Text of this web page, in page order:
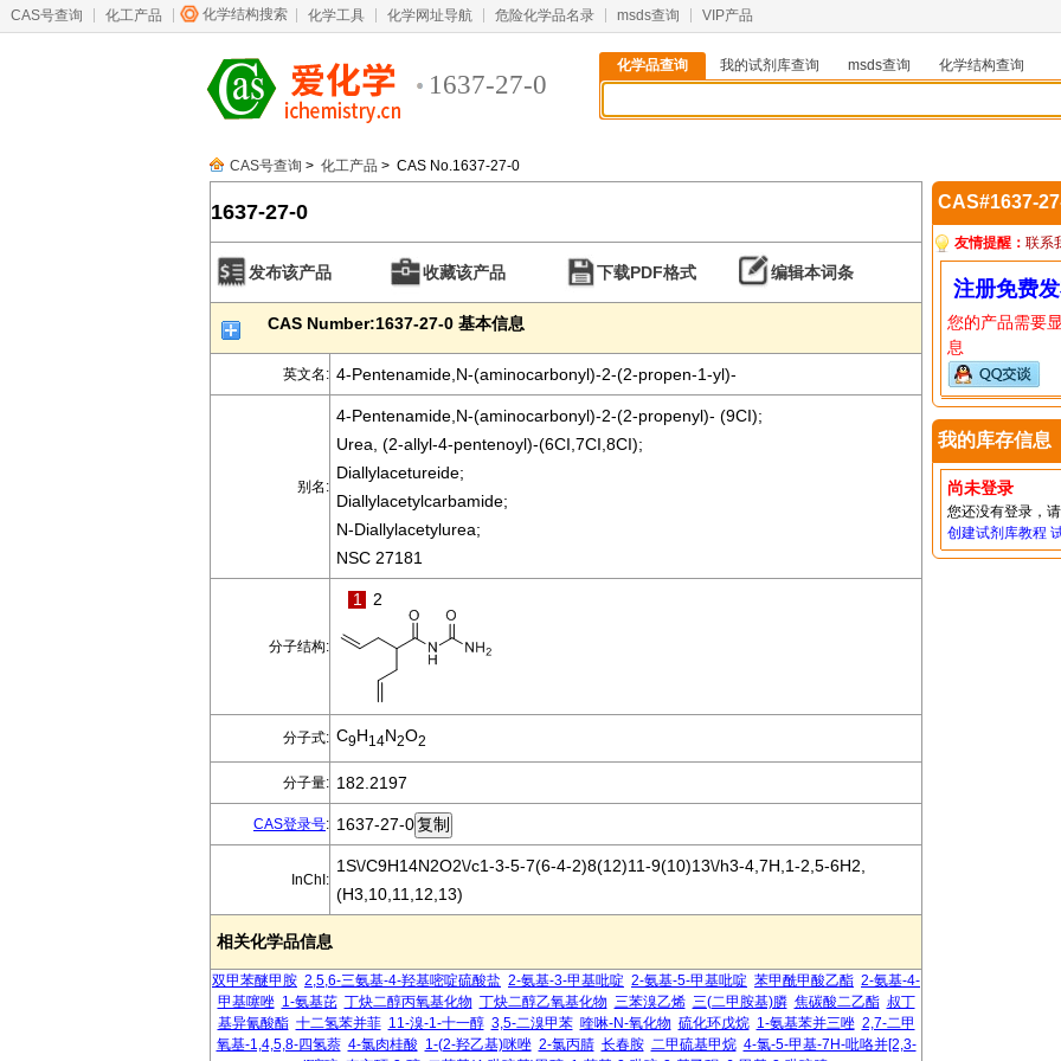
CAS号查询 化工产品 化学结构搜索 化学工具 化学网址导航 危险化学品名录 msds查询 VIP产品
1637-27-0
化学品查询 我的试剂库查询 msds查询
化学结构查询
CAS号查询 > 化工产品 > CAS No.1637-27-0
1637-27-0
发布该产品 收藏该产品 下载PDF格式 编辑本词条
CAS Number:1637-27-0 基本信息
英文名: 4-Pentenamide,N-(aminocarbonyl)-2-(2-propen-1-yl)-
别名:
4-Pentenamide,N-(aminocarbonyl)-2-(2-propenyl)- (9CI);
Urea, (2-allyl-4-pentenoyl)-(6CI,7CI,8CI);
Diallylacetureide;
Diallylacetylcarbamide;
N-Diallylacetylurea;
NSC 27181
分子结构:
1 2
分子式: C9H14N2O2
分子量: 182.2197
CAS登录号: 1637-27-0
InChI:
1S\/C9H14N2O2\/c1-3-5-7(6-4-2)8(12)11-9(10)13\/h3-4,7H,1-2,5-6H2,
(H3,10,11,12,13)
相关化学品信息
双甲苯醚甲胺 2,5,6-三氨基-4-羟基嘧啶硫酸盐 2-氨基-3-甲基吡啶 2-氨基-5-甲基吡啶 苯甲酰甲酸乙酯 2-氨基-4-
甲基噻唑 1-氨基芘 丁炔二醇丙氧基化物 丁炔二醇乙氧基化物 三苯溴乙烯 三(二甲胺基)膦 焦碳酸二乙酯 叔丁
基异氰酸酯 十二氢苯并菲 11-溴-1-十一醇 3,5-二溴甲苯 喹啉-N-氧化物 硫化环戊烷 1-氨基苯并三唑 2,7-二甲
氧基-1,4,5,8-四氢萘 4-氯肉桂酸 1-(2-羟乙基)咪唑 2-氯丙腈 长春胺 二甲硫基甲烷 4-氯-5-甲基-7H-吡咯并[2,3-
CAS#1637-
友情提醒： 联系
注册免费
您的产品需要
息
我的库存信息
尚未登录
您还没有登录，
创建试剂库教程